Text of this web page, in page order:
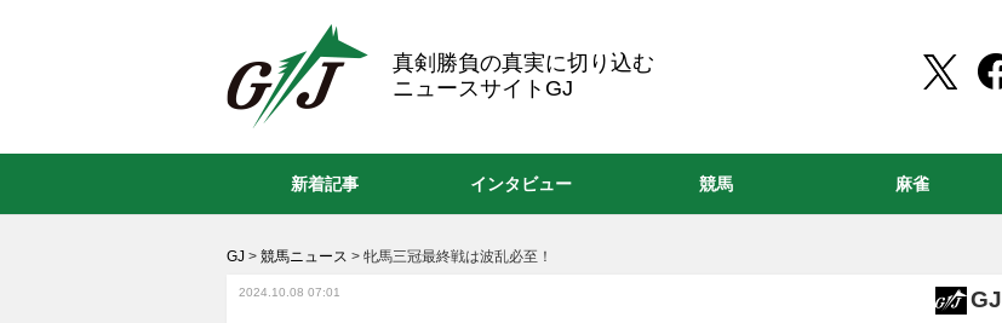
真剣勝負の真実に切り込む
ニュースサイトGJ
GJ > 競馬ニュース > 牝馬三冠最終戦は波乱必至！
2024.10.08 07:01 GJ
新着記事 インタビュー 競馬 麻雀